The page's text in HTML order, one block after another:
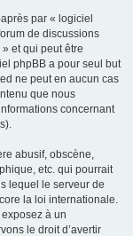
par « logiciel
de discussions
» et qui peut être
phpBB a pour seul but
ne peut en aucun cas
que nous
concernant
abusif, obscène,
etc. qui pourrait
lequel le serveur de
la loi internationale.
à un
le droit d’avertir